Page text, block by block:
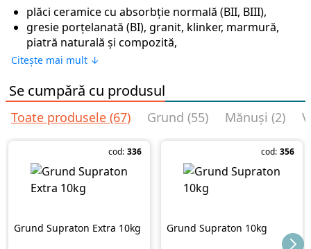
plăci ceramice cu absorbție normală (BII, BIII),
gresie porțelanată (BI), granit, klinker, marmură,
piatră naturală și compozită,
aplicații interioare și exterioare.
Recomandat pentru sisteme de încălzire prin
pardoseală, terase exterioare, piscine și proiecte speciale
unde este necesar un adeziv super‑flexibil de calitate
Se aplică pe suporturi pe bază de ciment: beton, beton
ușor, beton poros, tencuieli ciment și var‑ciment, șape,
gips‑carton, hidroizolații minerale. Perfect și pentru
GR100.
Citește mai mult ↓
Se cumpără cu produsul
Toate produsele (67) Grund (55) Mănuși (2)
cod: 336
Grund Supraton Extra 10kg
cod: 356
Grund Supraton 10kg